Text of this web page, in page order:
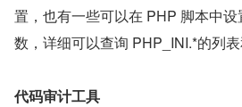
置，也有一些可以在 PHP 脚本中
数，详细可以查询 PHP_INI.*的列表
代码审计工具